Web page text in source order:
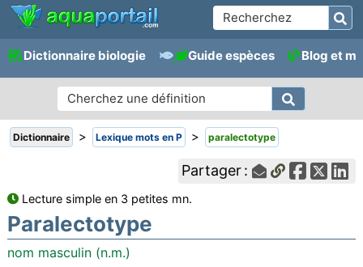
Dictionnaire biologie Guide espèces Blog et
Dictionnaire > Lexique mots en P > paralectotype
Partager :
Lecture simple en 3 petites mn.
Paralectotype
nom masculin (n.m.)